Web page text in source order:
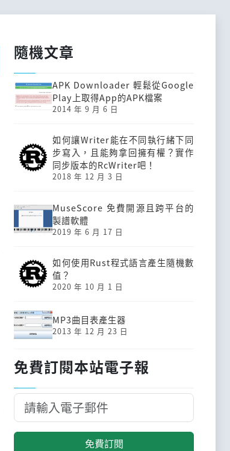
隨機文章
APK Downloader 輕鬆從Google
Play上取得App的APK檔案
2014 年 9 月 6 日
如何讓Writer能在不同執行緒下同
步寫入，且能夠拿回擁有權？實作
同步版本的RcWriter吧！
2018 年 12 月 3 日
MuseScore 免費開源且跨平台的
製譜軟體
2019 年 6 月 17 日
如何使用Rust程式語言產生隨機數
值？
2020 年 10 月 1 日
MP3曲目表產生器
2013 年 12 月 23 日
免費訂閱本站電子報
免費訂閱